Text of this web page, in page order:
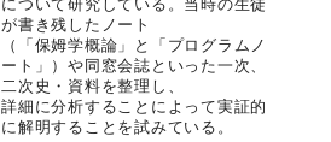
について研究している。当時の生徒
が書き残したノート
（「保姆学概論」と「プログラムノ
ート」）や同窓会誌といった一次、
二次史・資料を整理し、
詳細に分析することによって実証的
に解明することを試みている。